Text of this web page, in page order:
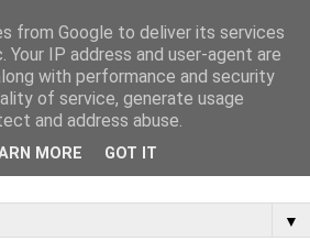
posluchači kurzů a co se na nich
▼
from Google to deliver its services
Your IP address and user-agent are
with performance and security
of service, generate usage
and address abuse.
MORE GOT IT